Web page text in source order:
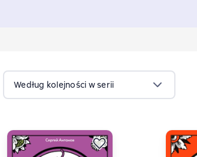
Według kolejności w serii